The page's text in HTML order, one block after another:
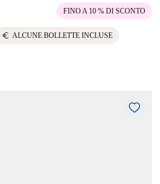
FINO A 10 % DI SCONTO
euro ALCUNE BOLLETTE INCLUSE